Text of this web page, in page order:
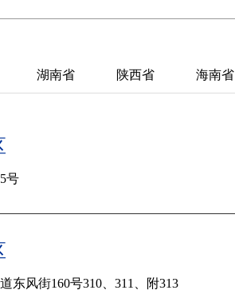
湖南省 陕西省 海南省
号
东风街160号310、311、附313